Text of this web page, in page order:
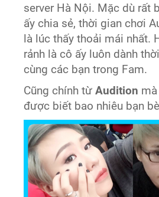
server Hà Nội. Mặc dù rất
ấy chia sẻ, thời gian chơi
là lúc thấy thoải mái nhất.
rảnh là cô ấy luôn dành
cùng các bạn trong Fam.
Cũng chính từAudition
được biết bao nhiêu bạn